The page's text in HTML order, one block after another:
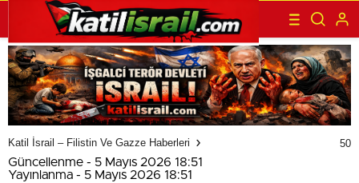
Katil İsrail – Filistin Ve Gazze Haberleri 50
Güncellenme - 5 Mayıs 2026 18:51
Yayınlanma - 5 Mayıs 2026 18:51